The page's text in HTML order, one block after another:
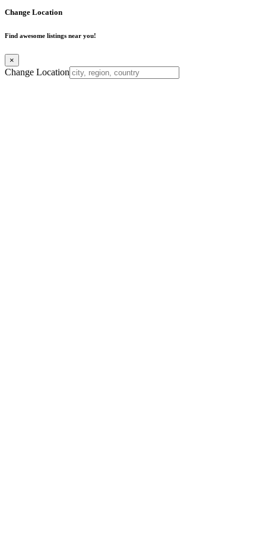
Change Location
Find awesome listings near you!
×
Change Location